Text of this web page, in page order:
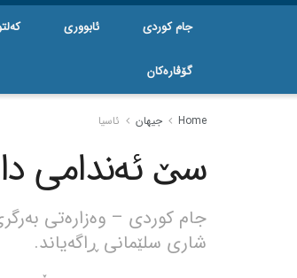
جام کوردی ئابووری
گۆڤاره‌کان
Home جیهان ئاسیا
سێ ئەندامی
جام کوردی – وەزارەتی
شاری سلێمانی ڕاگەیاند.